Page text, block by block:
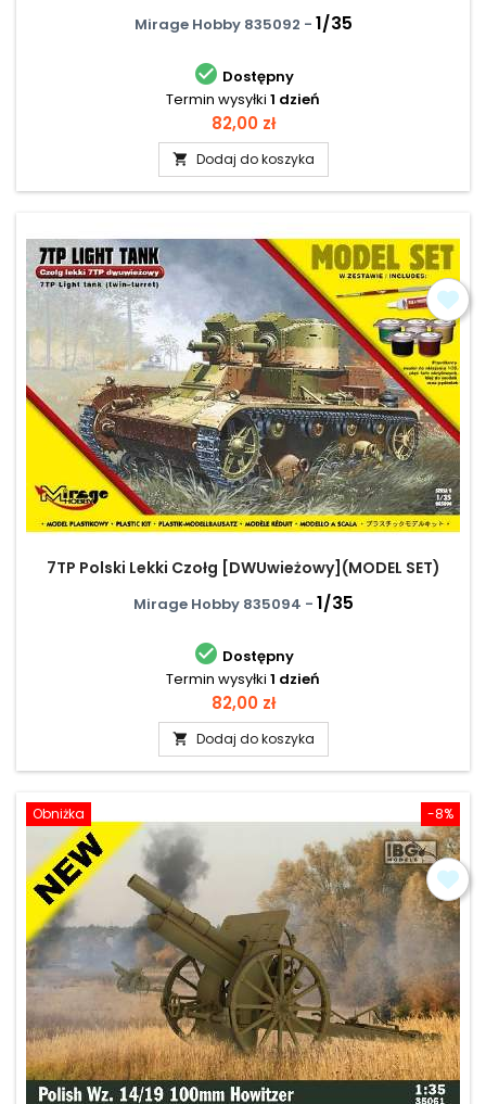
Mirage Hobby 835092 - 1/35
 Dostępny
Termin wysyłki 1 dzień
Cena
82,00 zł
 Dodaj do koszyka
7TP Polski Lekki Czołg [DWUwieżowy](MODEL SET)
Mirage Hobby 835094 - 1/35
 Dostępny
Termin wysyłki 1 dzień
Cena
82,00 zł
 Dodaj do koszyka
-8%
Obniżka